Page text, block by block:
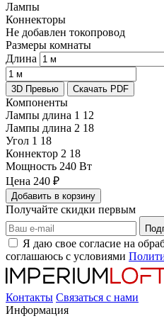
Лампы
Коннекторы
Не добавлен токопровод
Размеры комнаты
Длина
3D Превью Скачать PDF
Компоненты
Лампы длина 1 12
Лампы длина 2 18
Угол 1 18
Коннектор 2 18
Мощность 240 Вт
Цена 240 ₽
Добавить в корзину
Получайте скидки первым
Я даю свое согласие на
соглашаюсь с условиями
Контакты Связаться с нами
Информация